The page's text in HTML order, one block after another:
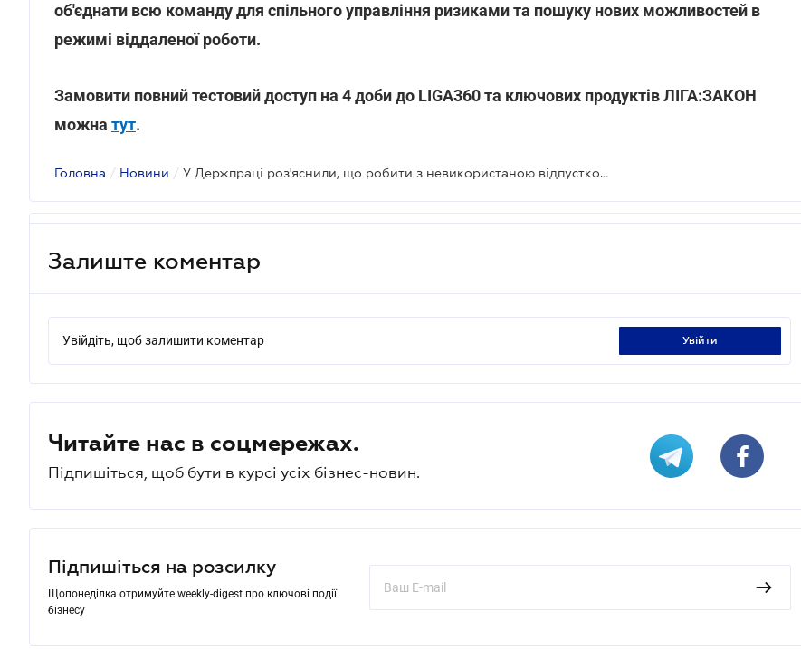
об'єднати всю команду для спільного управління ризиками та пошуку нових можливостей в
режимі віддаленої роботи.
Замовити повний тестовий доступ на 4 доби до LIGA360 та ключових продуктів ЛІГА:ЗАКОН
можна тут.
Головна / Новини / У Держпраці роз'яснили, що робити з невикористаною відпусткою перед звільненням
Залиште коментар
Увійдіть, щоб залишити коментар увійти
Читайте нас в соцмережах.
Підпишіться, щоб бути в курсі усіх бізнес-новин.
Підпишіться на розсилку
Щопонеділка отримуйте weekly-digest про ключові події
бізнесу